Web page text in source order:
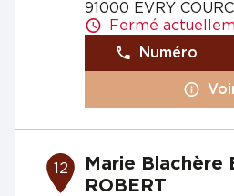
91000 EVRY
Fermé
Numéro
12
Marie Blachère
ROBERT